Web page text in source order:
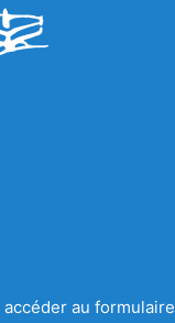
accéder au formulaire